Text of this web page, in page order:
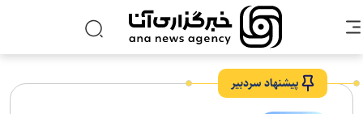
پیشنهاد سردبیر